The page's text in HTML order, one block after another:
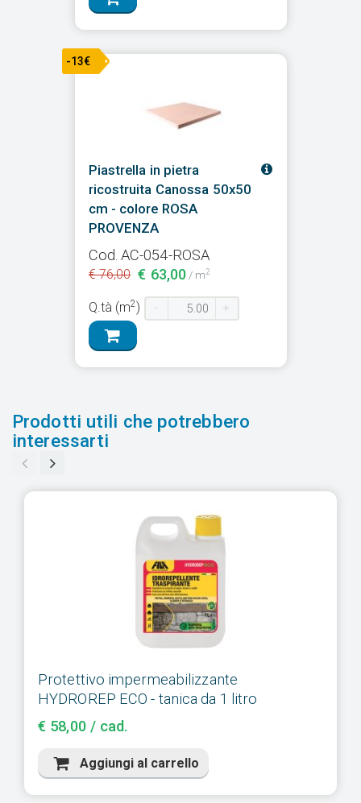
-13€
Piastrella in pietra
ricostruita Canossa 50x50
cm - colore ROSA
PROVENZA
Cod. AC-054-ROSA
€ 76,00 € 63,00 / m2
Q.tà (m2) - +
Prodotti utili che potrebbero
interessarti
Protettivo impermeabilizzante
HYDROREP ECO - tanica da 1 litro
€ 58,00 / cad.
Aggiungi al carrello